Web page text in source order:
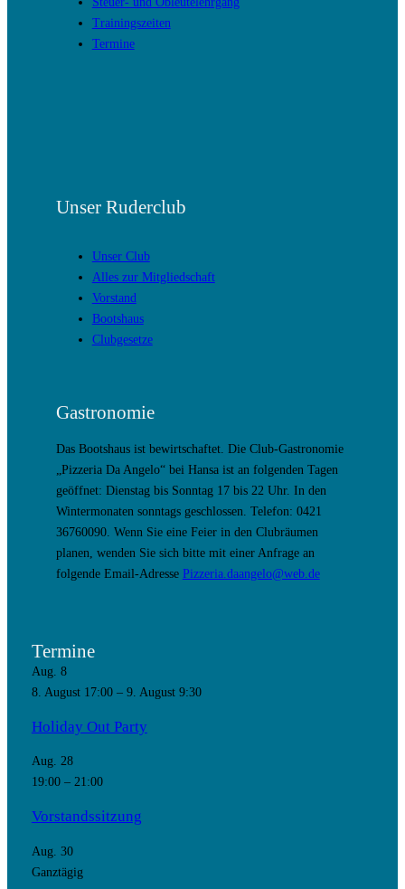
Trainingszeiten
Termine
Unser Ruderclub
Unser Club
Alles zur Mitgliedschaft
Vorstand
Bootshaus
Clubgesetze
Gastronomie
Das Bootshaus ist bewirtschaftet. Die Club-Gastronomie
„Pizzeria Da Angelo“ bei Hansa ist an folgenden Tagen
geöffnet: Dienstag bis Sonntag 17 bis 22 Uhr. In den
Wintermonaten sonntags geschlossen. Telefon: 0421
36760090. Wenn Sie eine Feier in den Clubräumen
planen, wenden Sie sich bitte mit einer Anfrage an
folgende Email-Adresse Pizzeria.daangelo@web.de
Termine
Aug. 8
8. August 17:00– 9. August 9:30
Holiday Out Party
Aug. 28
19:00– 21:00
Vorstandssitzung
Aug. 30
Ganztägig